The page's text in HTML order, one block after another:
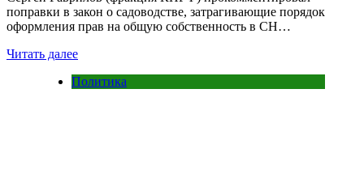
поправки в закон о садоводстве, затрагивающие порядок
оформления прав на общую собственность в СН…
Читать далее
Политика